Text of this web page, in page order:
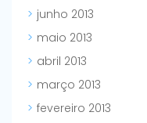
junho 2013
maio 2013
abril 2013
março 2013
fevereiro 2013